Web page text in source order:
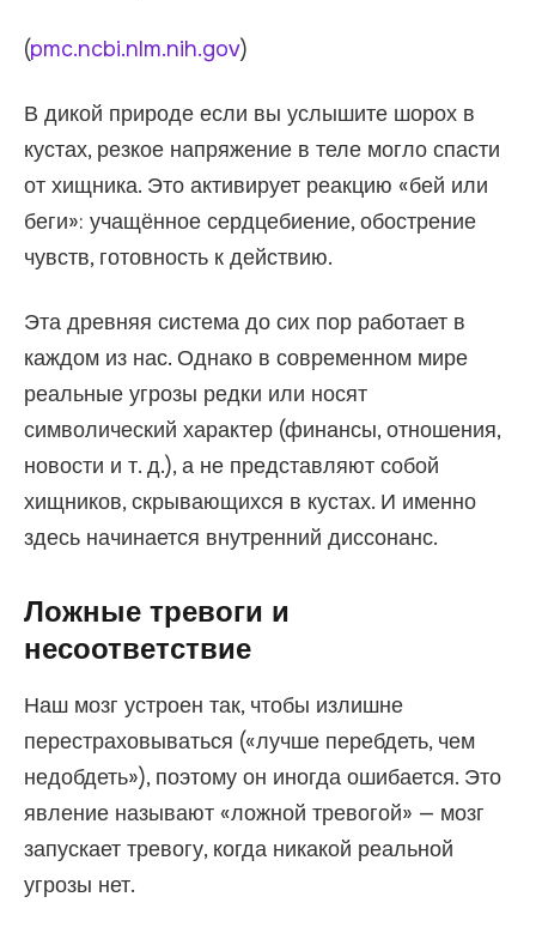
(pmc.ncbi.nlm.nih.gov)
В дикой природе если вы услышите шорох в
кустах, резкое напряжение в теле могло спасти
от хищника. Это активирует реакцию «бей или
беги»: учащённое сердцебиение, обострение
чувств, готовность к действию.
Эта древняя система до сих пор работает в
каждом из нас. Однако в современном мире
реальные угрозы редки или носят
символический характер (финансы, отношения,
новости и т. д.), а не представляют собой
хищников, скрывающихся в кустах. И именно
здесь начинается внутренний диссонанс.
Ложные тревоги и
несоответствие
Наш мозг устроен так, чтобы излишне
перестраховываться («лучше перебдеть, чем
недобдеть»), поэтому он иногда ошибается. Это
явление называют «ложной тревогой» — мозг
запускает тревогу, когда никакой реальной
угрозы нет.